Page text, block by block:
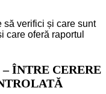
să verifici și care sunt
care oferă raportul
ÎNTRE CERERE